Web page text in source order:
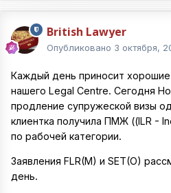
British Lawyer
Опубликовано 3 октября,
Каждый день приносит хорошие
нашего Legal Centre. Сегодня
продление супружеской визы
клиентка получила ПМЖ ((ILR -
по рабочей категории.
Заявления FLR(M) и SET(O)
день.